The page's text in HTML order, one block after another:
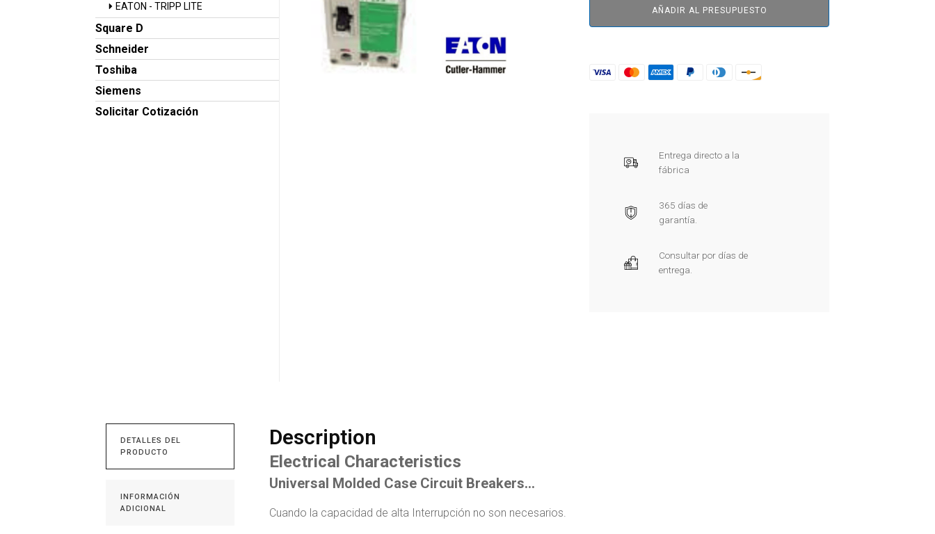
EATON - TRIPP LITE
Square D
Schneider
Toshiba
Siemens
Solicitar Cotización
AÑADIR AL PRESUPUESTO
Entrega directo a la
fábrica
365 días de
garantía.
Consultar por días de
entrega.
DETALLES DEL
PRODUCTO
INFORMACIÓN
ADICIONAL
Description
Electrical Characteristics
Universal Molded Case Circuit Breakers…
Cuando la capacidad de alta Interrupción no son necesarios.